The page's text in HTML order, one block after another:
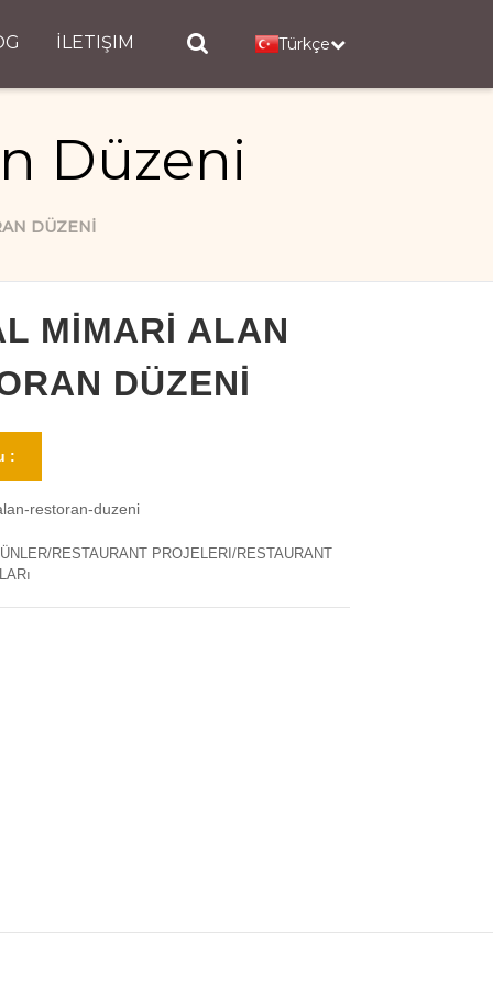
İLETIŞIM Türkçe
Düzeni
DÜZENI
MIMARI ALAN
DÜZENI
:
restoran-duzeni
RESTAURANT PROJELERI/RESTAURANT